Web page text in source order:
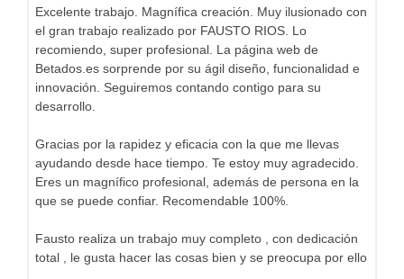
Excelente trabajo. Magnífica creación. Muy ilusionado con
el gran trabajo realizado por FAUSTO RIOS. Lo
recomiendo, super profesional. La página web de
Betados.es sorprende por su ágil diseño, funcionalidad e
innovación. Seguiremos contando contigo para su
desarrollo.
Gracias por la rapidez y eficacia con la que me llevas
ayudando desde hace tiempo. Te estoy muy agradecido.
Eres un magnífico profesional, además de persona en la
que se puede confiar. Recomendable 100%.
Fausto realiza un trabajo muy completo , con dedicación
total , le gusta hacer las cosas bien y se preocupa por ello